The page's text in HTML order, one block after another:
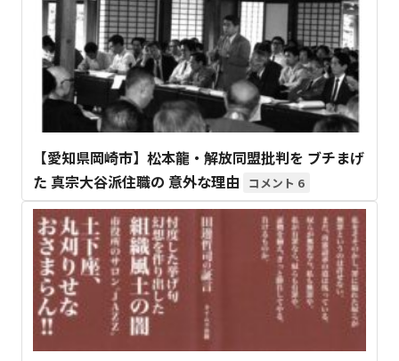
【愛知県岡崎市】松本龍・解放同盟批判を ブチまげ
た 真宗大谷派住職の 意外な理由
6